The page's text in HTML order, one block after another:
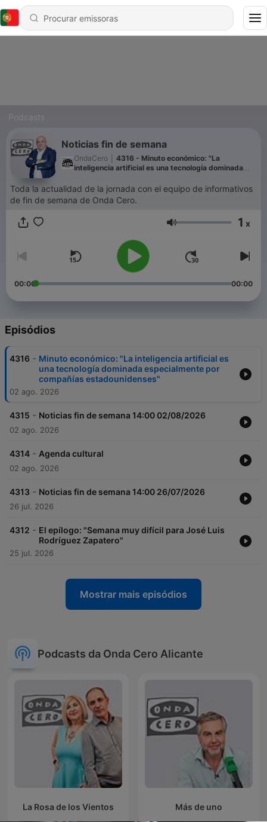
Podcasts
Noticias fin de semana
OndaCero
4316 - Minuto económico: "La
inteligencia artificial es una tecnología dominada
Toda la actualidad de la jornada con el equipo de informativos
de fin de semana de Onda Cero.
Volume 1 x
00:00 00:00
Episódios
4316 - Minuto económico: "La inteligencia artificial es
una tecnología dominada especialmente por
compañías estadounidenses"
02 ago. 2026
4315 - Noticias fin de semana 14:00 02/08/2026
02 ago. 2026
4314 - Agenda cultural
02 ago. 2026
4313 - Noticias fin de semana 14:00 26/07/2026
26 jul. 2026
4312 - El epílogo: "Semana muy difícil para José Luis
Rodríguez Zapatero"
25 jul. 2026
Mostrar mais episódios
Podcasts da Onda Cero Alicante
La Rosa de los Vientos Más de uno